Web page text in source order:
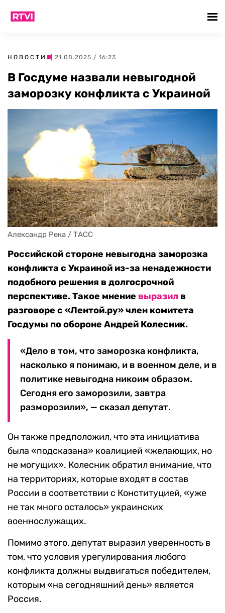
НОВОСТИ | 21.08.2025 / 16:23
В Госдуме назвали невыгодной
заморозку конфликта с Украиной
Александр Река / ТАСС
Российской стороне невыгодна заморозка
конфликта с Украиной из-за ненадежности
подобного решения в долгосрочной
перспективе. Такое мнение выразил в
разговоре с «Лентой.ру» член комитета
Госдумы по обороне Андрей Колесник.
«Дело в том, что заморозка конфликта,
насколько я понимаю, и в военном деле, и в
политике невыгодна никоим образом.
Сегодня его заморозили, завтра
разморозили», — сказал депутат.
Он также предположил, что эта инициатива
была «подсказана» коалицией «желающих, но
не могущих». Колесник обратил внимание, что
на территориях, которые входят в состав
России в соответствии с Конституцией, «уже
не так много осталось» украинских
военнослужащих.
Помимо этого, депутат выразил уверенность в
том, что условия урегулирования любого
конфликта должны выдвигаться победителем,
которым «на сегодняшний день» является
Россия.